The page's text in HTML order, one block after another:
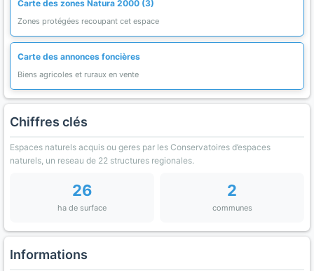
Carte des zones Natura 2000 (3)
Zones protégées recoupant cet espace
Carte des annonces foncières
Biens agricoles et ruraux en vente
Chiffres clés
Espaces naturels acquis ou geres par les Conservatoires d’espaces
naturels, un reseau de 22 structures regionales.
26
ha de surface
2
communes
Informations